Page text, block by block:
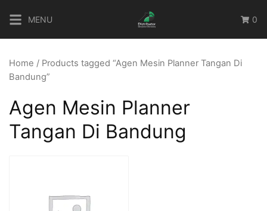
content
MENU 0
Home / Products tagged “Agen Mesin Planner Tangan Di
Bandung”
Agen Mesin Planner
Tangan Di Bandung